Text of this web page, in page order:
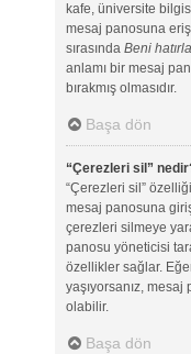
kafe, üniversite
mesaj panosuna
sırasında Beni hatırla
anlamı bir mesaj
bırakmış olmasıdır.
Başa dön
“Çerezleri sil”
“Çerezleri sil”
mesaj panosuna
çerezleri silmeye
panosu yöneticisi
özellikler sağlar.
yaşıyorsanız,
olabilir.
Başa dön